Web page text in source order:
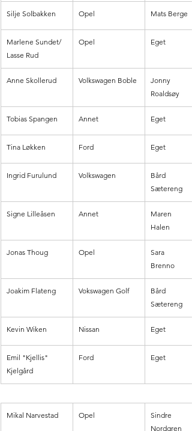
Silje Solbakken Opel Mats Berge
Marlene Sundet/
Lasse Rud
Opel Eget
Anne Skollerud Volkswagen Boble
Jonny
Roaldsøy
Tobias Spangen Annet Eget
Tina Løkken Ford Eget
Ingrid Furulund Volkswagen
Bård
Sætereng
Signe Lilleåsen Annet
Maren
Halen
Jonas Thoug Opel
Sara
Brenno
Joakim Flateng Vokswagen Golf
Bård
Sætereng
Kevin Wiken Nissan Eget
Emil "Kjellis"
Kjelgård
Ford Eget
Mikal Narvestad Opel
Sindre
Nordgren